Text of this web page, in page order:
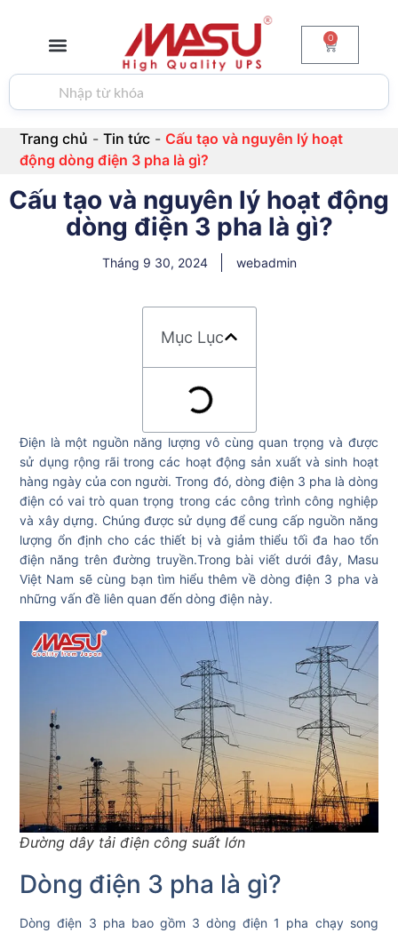
0
Trang chủ -Tin tức - Cấu tạo và nguyên lý hoạt
động dòng điện 3 pha là gì?
Cấu tạo và nguyên lý hoạt động
dòng điện 3 pha là gì?
Tháng 9 30, 2024 webadmin
Mục Lục
Điện là một nguồn năng lượng vô cùng quan trọng và được
sử dụng rộng rãi trong các hoạt động sản xuất và sinh hoạt
hàng ngày của con người. Trong đó, dòng điện 3 pha là dòng
điện có vai trò quan trọng trong các công trình công nghiệp
và xây dựng. Chúng được sử dụng để cung cấp nguồn năng
lượng ổn định cho các thiết bị và giảm thiểu tối đa hao tổn
điện năng trên đường truyền.Trong bài viết dưới đây, Masu
Việt Nam sẽ cùng bạn tìm hiểu thêm về dòng điện 3 pha và
những vấn đề liên quan đến dòng điện này.
Đường dây tải điện công suất lớn
Dòng điện 3 pha là gì?
Dòng điện 3 pha bao gồm 3 dòng điện 1 pha chạy song